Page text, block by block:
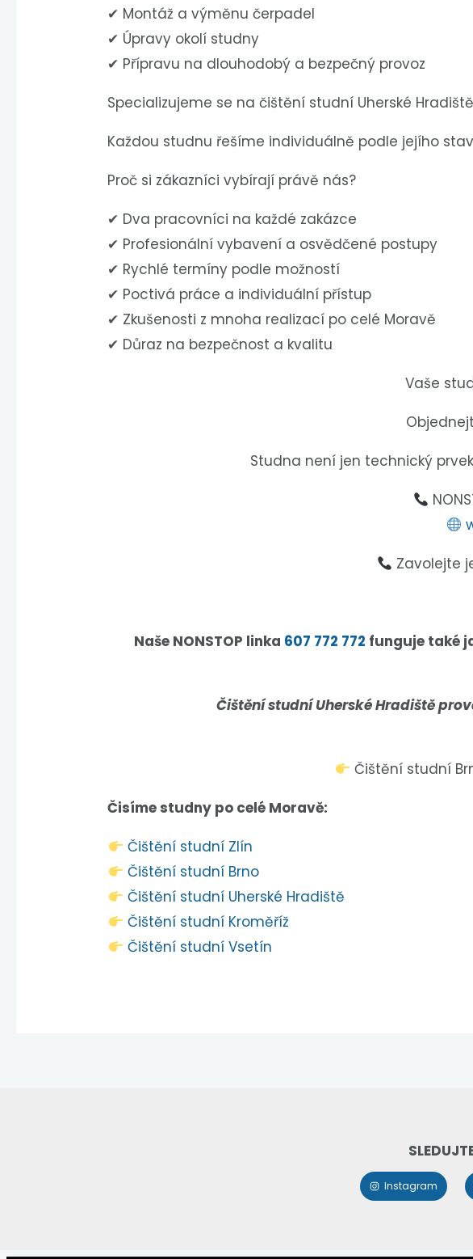
✔ Montáž a výměnu čerpadel
✔ Úpravy okolí studny
✔ Přípravu na dlouhodobý a bezpečný provoz
Specializujeme se na čištění studní Uherské
Každou studnu řešíme individuálně podle jejího
Proč si zákazníci vybírají právě nás?
✔ Dva pracovníci na každé zakázce
✔ Profesionální vybavení a osvědčené postupy
✔ Rychlé termíny podle možností
✔ Poctivá práce a individuální přístup
✔ Zkušenosti z mnoha realizací po celé Moravě
✔ Důraz na bezpečnost a kvalitu
Vaše
Studna není jen technický
Zavolejte
Naše NONSTOP linka 607 772 772 funguje také
Čištění studní Uherské Hradiště
Čištění studní
Čisíme studny po celé Moravě:
Čištění studní Zlín
Čištění studní Brno
Čištění studní Uherské Hradiště
Čištění studní Kroměříž
Čištění studní Vsetín
Instagram